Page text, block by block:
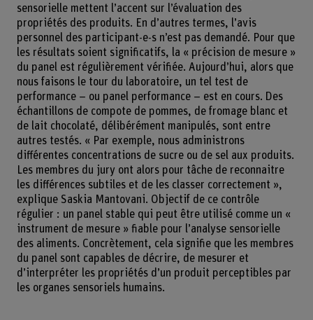
sensorielle mettent l’accent sur l’évaluation des
propriétés des produits. En d’autres termes, l’avis
personnel des participant-e-s n’est pas demandé. Pour que
les résultats soient significatifs, la « précision de mesure »
du panel est régulièrement vérifiée. Aujourd’hui, alors que
nous faisons le tour du laboratoire, un tel test de
performance – ou panel performance – est en cours. Des
échantillons de compote de pommes, de fromage blanc et
de lait chocolaté, délibérément manipulés, sont entre
autres testés. « Par exemple, nous administrons
différentes concentrations de sucre ou de sel aux produits.
Les membres du jury ont alors pour tâche de reconnaitre
les différences subtiles et de les classer correctement »,
explique Saskia Mantovani. Objectif de ce contrôle
régulier : un panel stable qui peut être utilisé comme un «
instrument de mesure » fiable pour l’analyse sensorielle
des aliments. Concrètement, cela signifie que les membres
du panel sont capables de décrire, de mesurer et
d’interpréter les propriétés d’un produit perceptibles par
les organes sensoriels humains.